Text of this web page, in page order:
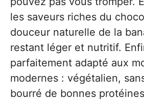
les saveurs riches du
douceur naturelle de la
restant léger et nutritif.
parfaitement adapté aux
modernes : végétalien,
bourré de bonnes